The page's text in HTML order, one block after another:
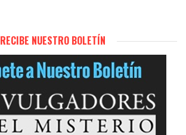
RECIBE NUESTRO BOLETÍN